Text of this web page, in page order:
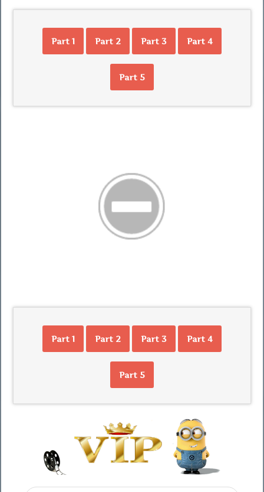
Part 1 Part 2 Part 3 Part 4
Part 5
Part 1 Part 2 Part 3 Part 4
Part 5